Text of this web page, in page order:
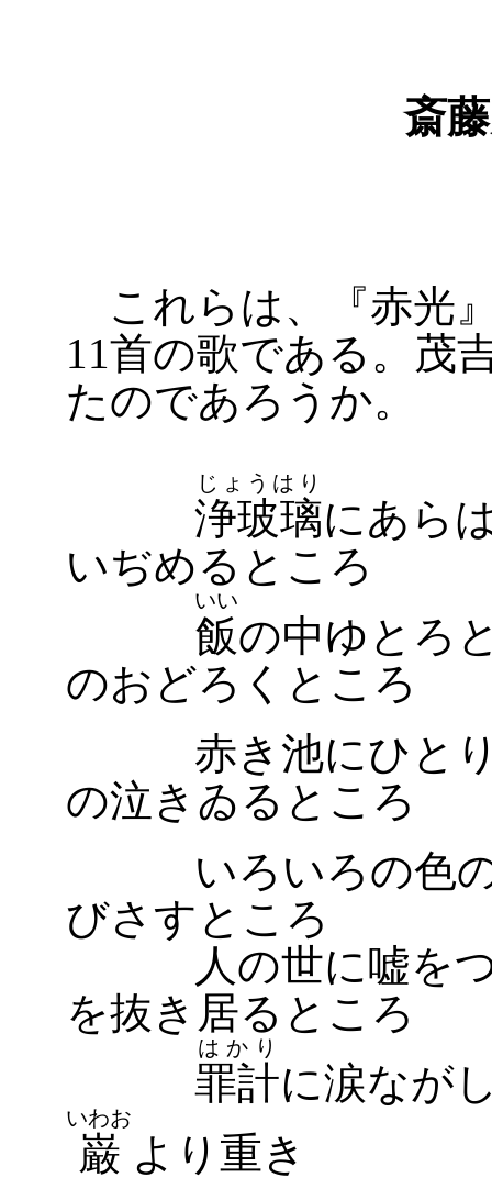
斎
これらは、『赤光
11首の歌である。茂
たのであろうか。
浄玻璃
じょうはり
にあら
いぢめるところ
飯
いい
の中ゆとろ
のおどろくところ
赤き池にひとり
の泣きゐるところ
いろいろの色の
びさすところ
人の世に嘘をつ
を抜き居るところ
罪計
はかり
に涙なが
巌
いわお
より重き